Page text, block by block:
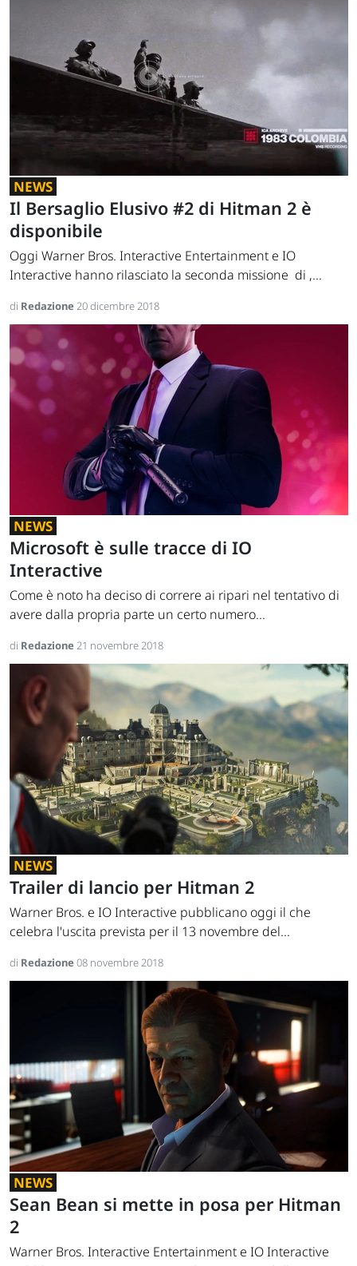
NEWS
Il Bersaglio Elusivo #2 di Hitman 2 è
disponibile
Oggi Warner Bros. Interactive Entertainment e IO
Interactive hanno rilasciato la seconda missione di ,...
di Redazione20 dicembre 2018
NEWS
Microsoft è sulle tracce di IO
Interactive
Come è noto ha deciso di correre ai ripari nel tentativo di
avere dalla propria parte un certo numero...
di Redazione21 novembre 2018
NEWS
Trailer di lancio per Hitman 2
Warner Bros. e IO Interactive pubblicano oggi il che
celebra l'uscita prevista per il 13 novembre del...
di Redazione08 novembre 2018
NEWS
Sean Bean si mette in posa per Hitman
2
Warner Bros. Interactive Entertainment e IO Interactive